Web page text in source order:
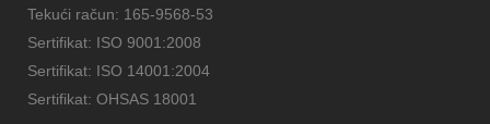
Tekući račun: 165-9568-53
Sertifikat: ISO 9001:2008
Sertifikat: ISO 14001:2004
Sertifikat: OHSAS 18001